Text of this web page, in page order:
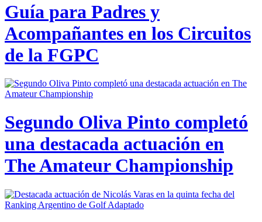
Guía para Padres y
Acompañantes en los Circuitos
de la FGPC
Segundo Oliva Pinto completó
una destacada actuación en
The Amateur Championship